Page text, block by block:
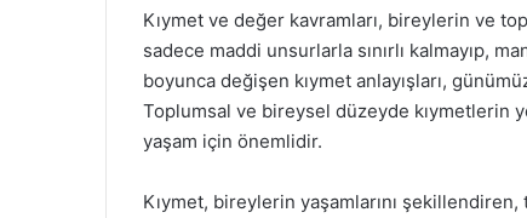
Kıymet ve değer kavramları, bireylerin ve
sadece maddi unsurlarla sınırlı kalmayıp,
boyunca değişen kıymet anlayışları,
Toplumsal ve bireysel düzeyde kıymetlerin
yaşam için önemlidir.
Kıymet, bireylerin yaşamlarını